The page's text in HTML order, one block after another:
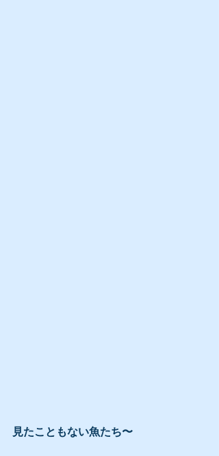
見たこともない魚たち〜